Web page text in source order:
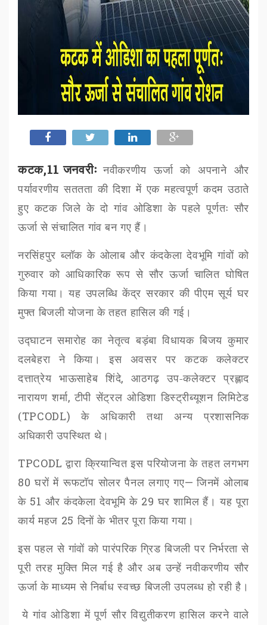
कटक,11 जनवरीः नवीकरणीय ऊर्जा को अपनाने और
पर्यावरणीय सततता की दिशा में एक महत्वपूर्ण कदम उठाते
हुए कटक जिले के दो गांव ओडिशा के पहले पूर्णतः सौर
ऊर्जा से संचालित गांव बन गए हैं।
नरसिंहपुर ब्लॉक के ओलाब और कंदकेला देवभूमि गांवों को
गुरुवार को आधिकारिक रूप से सौर ऊर्जा चालित घोषित
किया गया। यह उपलब्धि केंद्र सरकार की पीएम सूर्य घर
मुफ्त बिजली योजना के तहत हासिल की गई।
उद्घाटन समारोह का नेतृत्व बड़ंबा विधायक बिजय कुमार
दलबेहरा ने किया। इस अवसर पर कटक कलेक्टर
दत्तात्रेय भाऊसाहेब शिंदे, आठगढ़ उप-कलेक्टर प्रह्लाद
नारायण शर्मा,टीपी सेंट्रल ओडिशा डिस्ट्रीब्यूशन लिमिटेड
(TPCODL)के अधिकारी तथा अन्य प्रशासनिक
अधिकारी उपस्थित थे।
TPCODLद्वारा क्रियान्वित इस परियोजना के तहत लगभग
80 घरों में रूफटॉप सोलर पैनल लगाए गए—जिनमें ओलाब
के 51 और कंदकेला देवभूमि के 29 घर शामिल हैं। यह पूरा
कार्य महज 25 दिनों के भीतर पूरा किया गया।
इस पहल से गांवों को पारंपरिक ग्रिड बिजली पर निर्भरता से
पूरी तरह मुक्ति मिल गई है और अब उन्हें नवीकरणीय सौर
ऊर्जा के माध्यम से निर्बाध स्वच्छ बिजली उपलब्ध हो रही है।
ये गांव ओडिशा में पूर्ण सौर विद्युतीकरण हासिल करने वाले